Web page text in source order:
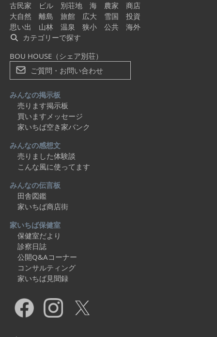
古民家
ビル 別荘地 海 農家
商店
大自然
離島 旅館 広大 雪国
投資
思い出
山林 温泉 狭小 公共
海外
カテゴリーで探す
BOU HOUSE（シェア別荘）
ご質問・お問い合わせ
みんなの掲示板
売ります掲示板
買いますメッセージ
家いちば空き家バンク
みんなの感想文
売りました体験談
こんな風に使ってます
みんなの伝言板
田舎図鑑
家いちば商店街
家いちば保健室
保健室だより
診察日誌
公開Q&Aコーナー
コンサルティング
家いちば見聞録